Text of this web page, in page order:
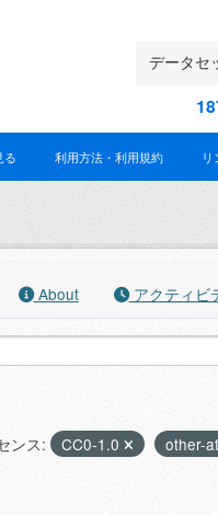
る 利用方法・利用規約 リ
About アクティビ
ンス: CC0-1.0 other-at